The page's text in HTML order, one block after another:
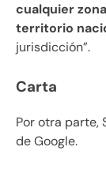
cualquier
territorio
jurisdicción”.
Carta
Por otra parte,
de Google.